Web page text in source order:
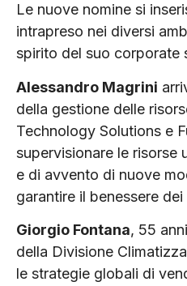
Le nuove nomine si
intrapreso nei diversi
spirito del suo corporate
Alessandro Magrini
della gestione delle
Technology Solutions e
supervisionare le risorse
e di avvento di nuove
garantire il benessere
Giorgio Fontana, 55
della Divisione
le strategie globali di